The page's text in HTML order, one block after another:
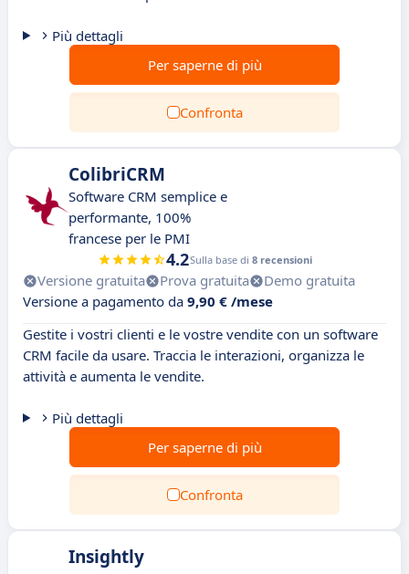
Più dettagli
Per saperne di più
Confronta
ColibriCRM
Software CRM semplice e
performante, 100%
francese per le PMI
4.2Sulla base di 8 recensioni
Versione gratuita Prova gratuita
Demo gratuita
Versione a pagamento da 9,90 € /mese
Gestite i vostri clienti e le vostre vendite con un software
CRM facile da usare. Traccia le interazioni, organizza le
attività e aumenta le vendite.
Più dettagli
Per saperne di più
Confronta
Insightly